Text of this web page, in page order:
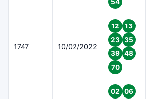
54
1747 10/02/2022
12
13
23
35
39
48
70
02
06